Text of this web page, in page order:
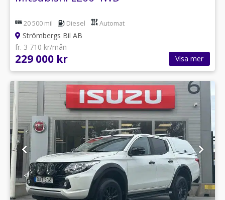
20 500 mil Diesel Automat
Strömbergs Bil AB
fr. 3 710 kr/mån
229 000 kr Visa mer